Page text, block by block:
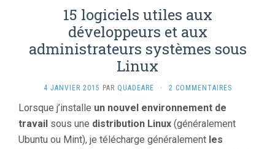
15 logiciels utiles aux
développeurs et aux
administrateurs systèmes sous
Linux
4 JANVIER 2015 PAR QUADEARE · 2 COMMENTAIRES
Lorsque j’installe un nouvel environnement de
travail sous une distribution Linux (généralement
Ubuntu ou Mint), je télécharge généralement les